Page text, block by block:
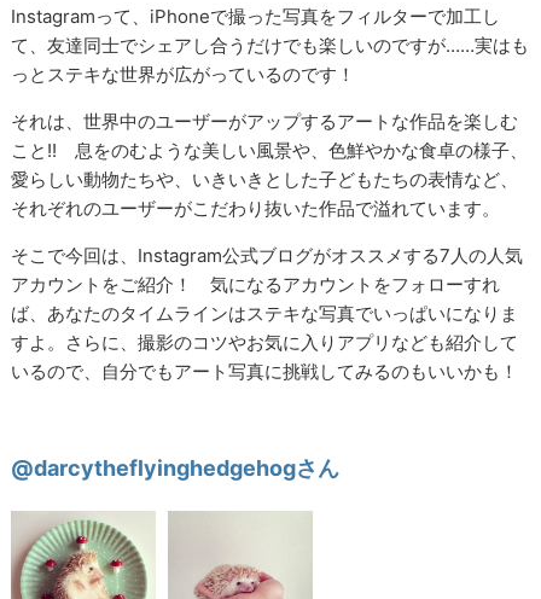
Instagramって、iPhoneで撮った写真をフィルターで加工し
て、友達同士でシェアし合うだけでも楽しいのですが……実はも
っとステキな世界が広がっているのです！
それは、世界中のユーザーがアップするアートな作品を楽しむ
こと!! 息をのむような美しい風景や、色鮮やかな食卓の様子、
愛らしい動物たちや、いきいきとした子どもたちの表情など、
それぞれのユーザーがこだわり抜いた作品で溢れています。
そこで今回は、Instagram公式ブログがオススメする7人の人気
アカウントをご紹介！ 気になるアカウントをフォローすれ
ば、あなたのタイムラインはステキな写真でいっぱいになりま
すよ。さらに、撮影のコツやお気に入りアプリなども紹介して
いるので、自分でもアート写真に挑戦してみるのもいいかも！
@darcytheflyinghedgehogさん